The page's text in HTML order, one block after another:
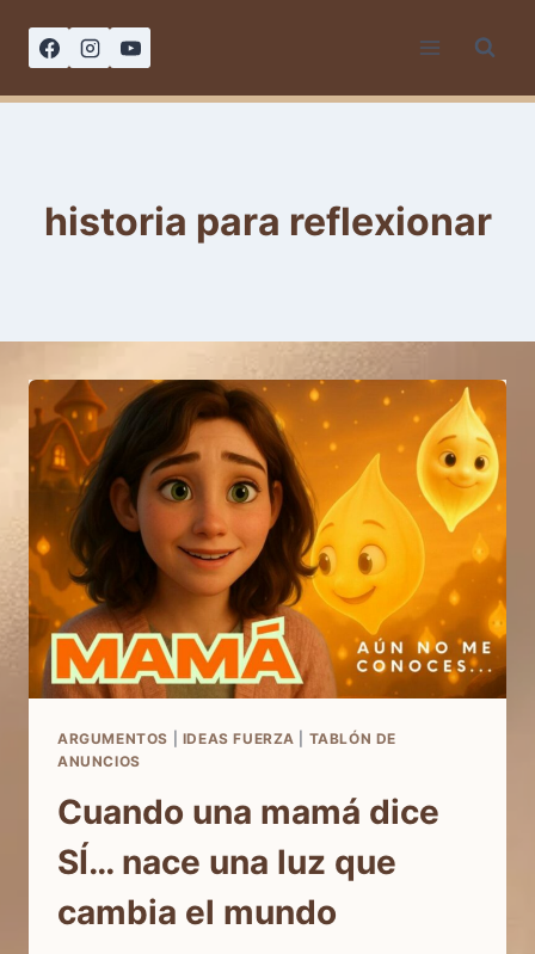
historia para reflexionar
ARGUMENTOS IDEAS FUERZA
TABLÓN DE
ANUNCIOS
Cuando una mamá dice
SÍ… nace una luz que
cambia el mundo